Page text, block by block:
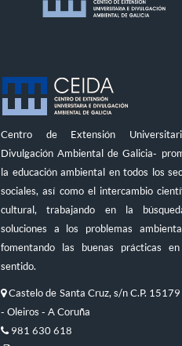
Centro de Extensión
Divulgación Ambiental de Galicia-
la educación ambiental en todos los
sociales, así como el intercambio
cultural, trabajando en la
soluciones a los problemas
fomentando las buenas prácticas
sentido.
Castelo de Santa Cruz, s/n C.P. 15179
- Oleiros - A Coruña
981 630 618